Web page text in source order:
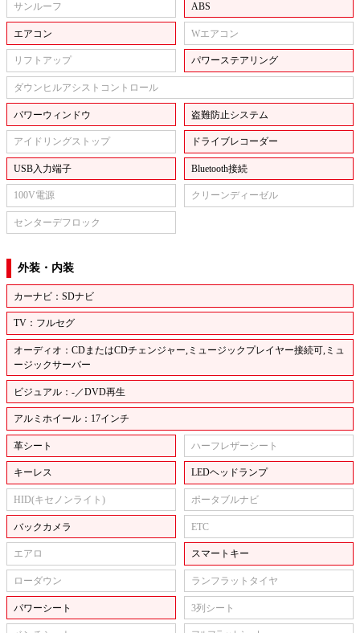
サンルーフ ABS
エアコン Wエアコン
リフトアップ パワーステアリング
ダウンヒルアシストコントロール
パワーウィンドウ 盗難防止システム
アイドリングストップ ドライブレコーダー
USB入力端子 Bluetooth接続
100V電源 クリーンディーゼル
センターデフロック
外装・内装
カーナビ：SDナビ
TV：フルセグ
オーディオ：CDまたはCDチェンジャー,ミュージックプレイヤー接続可,ミュ
ージックサーバー
ビジュアル：-／DVD再生
アルミホイール：17インチ
革シート ハーフレザーシート
キーレス LEDヘッドランプ
HID(キセノンライト) ポータブルナビ
バックカメラ ETC
エアロ スマートキー
ローダウン ランフラットタイヤ
パワーシート 3列シート